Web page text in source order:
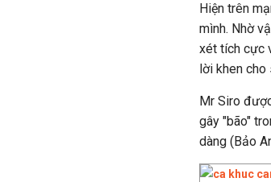
Hiện trên
mình. Nhờ
xét tích cực
lời khen cho
Mr Siro
gây "bão"
dàng (Bảo